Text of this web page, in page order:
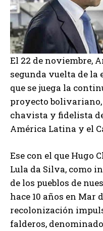
El 22 de noviembre,
segunda vuelta de la
que se juega la
proyecto
chavista y fidelista
América Latina y el
Ese con el que Hugo
Lula da Silva, como
de los pueblos de
hace 10 años en Mar
recolonización
falderos,